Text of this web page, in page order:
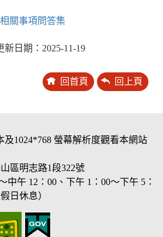
關事項問答集
新日期：2025-11-19
回首頁 回上頁
及1024*768 螢幕解析度觀看本網站
區明志路1段322號
中午 12：00、下午 1：00～下午 5：
日休息）